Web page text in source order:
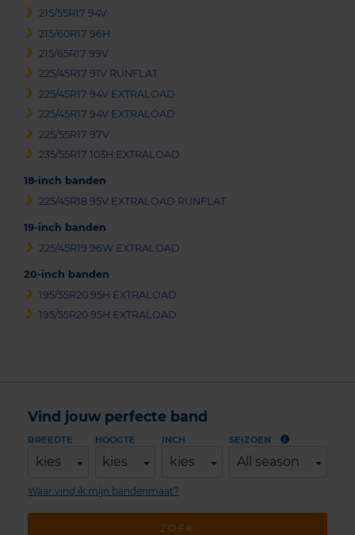
215/55R17 94V
215/60R17 96H
215/65R17 99V
225/45R17 91V RUNFLAT
225/45R17 94V EXTRALOAD
225/45R17 94V EXTRALOAD
225/55R17 97V
235/55R17 103H EXTRALOAD
18-inch banden
225/45R18 95V EXTRALOAD RUNFLAT
19-inch banden
225/45R19 96W EXTRALOAD
20-inch banden
195/55R20 95H EXTRALOAD
195/55R20 95H EXTRALOAD
Vind jouw perfecte band
BREEDTE
kies
HOOGTE
kies
INCH
kies
SEIZOEN
All season
ZOEK
Waar vind ik mijn bandenmaat?